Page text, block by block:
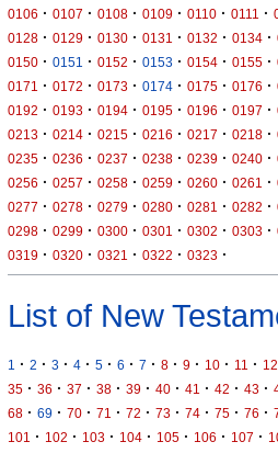
0106 · 0107 · 0108 · 0109 · 0110 · 0111 ·
0128 · 0129 · 0130 · 0131 · 0132 · 0134 ·
0150 · 0151 · 0152 · 0153 · 0154 · 0155 ·
0171
· 0172 · 0173 · 0174 · 0175 · 0176 ·
0192 · 0193 · 0194 · 0195 · 0196 · 0197 ·
0213 · 0214 · 0215 · 0216 · 0217 · 0218 ·
0235 · 0236 · 0237 · 0238 · 0239 · 0240 ·
0256 · 0257 · 0258 · 0259 · 0260 · 0261 ·
0277 · 0278 · 0279 · 0280 · 0281 · 0282 ·
0298 · 0299 · 0300 · 0301 · 0302 · 0303 ·
0319 · 0320 · 0321 · 0322 · 0323 ·
List of New
1 · 2 · 3 · 4 · 5 · 6 · 7 · 8 · 9 · 10 · 11 · 12
35 · 36 · 37 · 38 · 39 · 40 · 41 · 42 · 43 ·
68 · 69 · 70 · 71 · 72 · 73 · 74 · 75 · 76 ·
101
· 102 · 103 · 104 · 105 · 106 · 107 ·